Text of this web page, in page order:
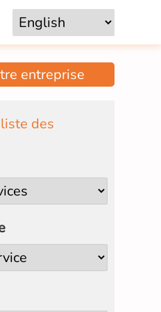
entreprise
des